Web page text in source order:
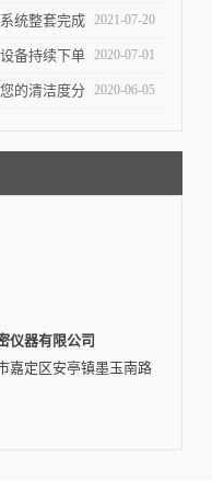
系统的组件
统整套完成
客户
2021-07-20
备持续下单 2020-07-01
的清洁度分 2020-06-05
仪器有限公司
嘉定区安亭镇墨玉南路